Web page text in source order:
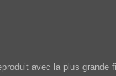
avec la plus grande